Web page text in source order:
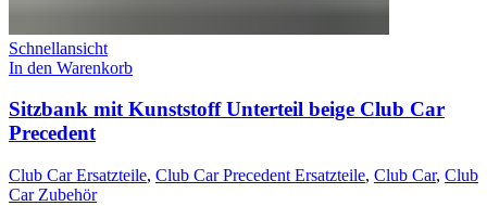
Schnellansicht
In den Warenkorb
Sitzbank mit Kunststoff Unterteil beige Club Car
Precedent
Club Car Ersatzteile, Club Car Precedent Ersatzteile, Club Car, Club
Car Zubehör